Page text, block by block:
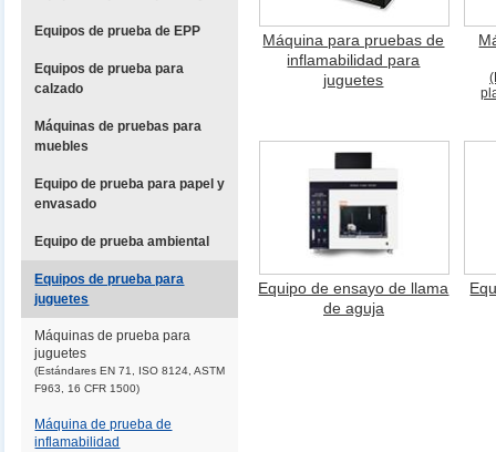
Equipos de prueba de EPP
Equipos de prueba para
calzado
Máquinas de pruebas para
muebles
Equipo de prueba para papel y
envasado
Equipo de prueba ambiental
Equipos de prueba para
juguetes
Máquinas de prueba para
juguetes
(Estándares EN 71, ISO 8124, ASTM
F963, 16 CFR 1500)
Máquina de prueba de
inflamabilidad
Máquina para pruebas de
inflamabilidad para
juguetes
Equipo de ensayo de llama
de aguja